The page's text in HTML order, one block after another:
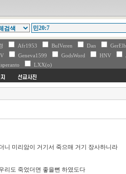
Afr1953 BulVeren Dan
Geneva1599 GodsWord HNV
LXX(o)
니 미리암이 거기서 죽으매 거기 장사하니라
리도 죽었더면 좋을뻔 하였도다